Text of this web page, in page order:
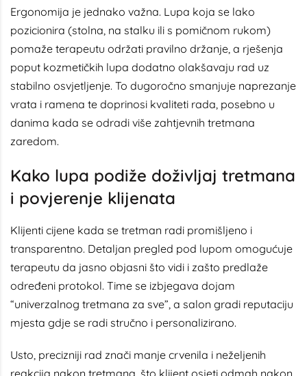
Ergonomija je jednako važna. Lupa koja se lako
pozicionira (stolna, na stalku ili s pomičnom rukom)
pomaže terapeutu održati pravilno držanje, a rješenja
poput kozmetičkih lupa dodatno olakšavaju rad uz
stabilno osvjetljenje. To dugoročno smanjuje naprezanje
vrata i ramena te doprinosi kvaliteti rada, posebno u
danima kada se odradi više zahtjevnih tretmana
zaredom.
Kako lupa podiže doživljaj tretmana
i povjerenje klijenata
Klijenti cijene kada se tretman radi promišljeno i
transparentno. Detaljan pregled pod lupom omogućuje
terapeutu da jasno objasni što vidi i zašto predlaže
određeni protokol. Time se izbjegava dojam
“univerzalnog tretmana za sve”, a salon gradi reputaciju
mjesta gdje se radi stručno i personalizirano.
Usto, precizniji rad znači manje crvenila i neželjenih